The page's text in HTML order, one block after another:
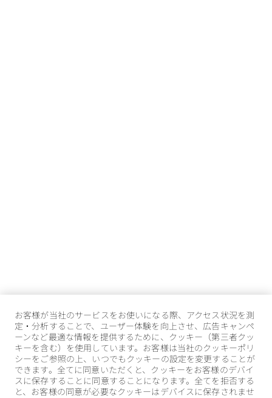
お客様が当社のサービスをお使いになる際、アクセス状況を測
定・分析することで、ユーザー体験を向上させ、広告キャンペ
ーンなど最適な情報を提供するために、クッキー（第三者クッ
キーを含む）を使用しています。お客様は当社のクッキーポリ
シーをご参照の上、いつでもクッキーの設定を変更することが
できます。全てに同意いただくと、クッキーをお客様のデバイ
スに保存することに同意することになります。全てを拒否する
と、お客様の同意が必要なクッキーはデバイスに保存されませ